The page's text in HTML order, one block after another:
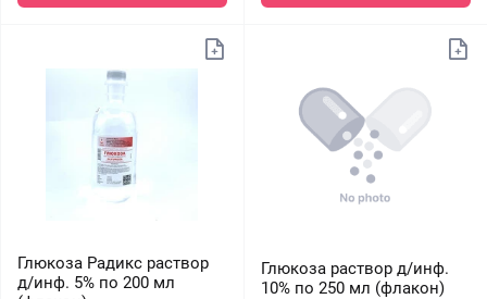
Глюкоза Радикс раствор
д/инф. 5% по 200 мл
Глюкоза раствор д/инф.
10% по 250 мл (флакон)